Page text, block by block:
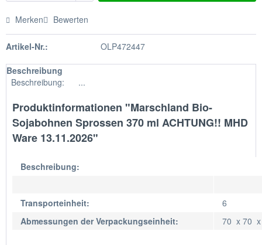
Merken Bewerten
Artikel-Nr.: OLP472447
Beschreibung
Beschreibung: ...
Produktinformationen "Marschland Bio-
Sojabohnen Sprossen 370 ml ACHTUNG!! MHD
Ware 13.11.2026"
Beschreibung:
Transporteinheit:
6
Abmessungen der Verpackungseinheit:
70 x 70